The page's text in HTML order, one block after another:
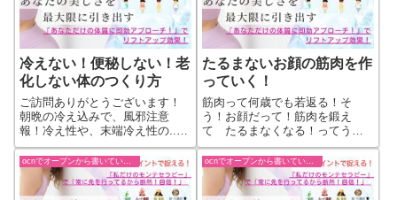
冷えない！便秘しない！老
化しない体のつくり方
ご訪問ありがとうございます！
朝晩の冷え込みで、風邪注意
報！冷え性や、末端冷え性の...
続きをもっと見る
たるまないお顔の筋肉を作
っていく！
筋肉って何歳でも若返る！そ
う！お顔だって！筋肉を鍛え
て たるまなくなる！ってう
れ...続きをもっと見る
ocnでオープンから書いていた過去ブログ ocnでオープンから書いていた過去ブログ